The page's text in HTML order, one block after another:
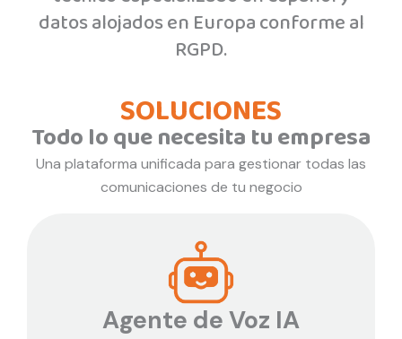
datos alojados en Europa conforme al
RGPD.
SOLUCIONES
Todo lo que necesita tu empresa
Una plataforma unificada para gestionar todas las
comunicaciones de tu negocio
Agente de Voz IA